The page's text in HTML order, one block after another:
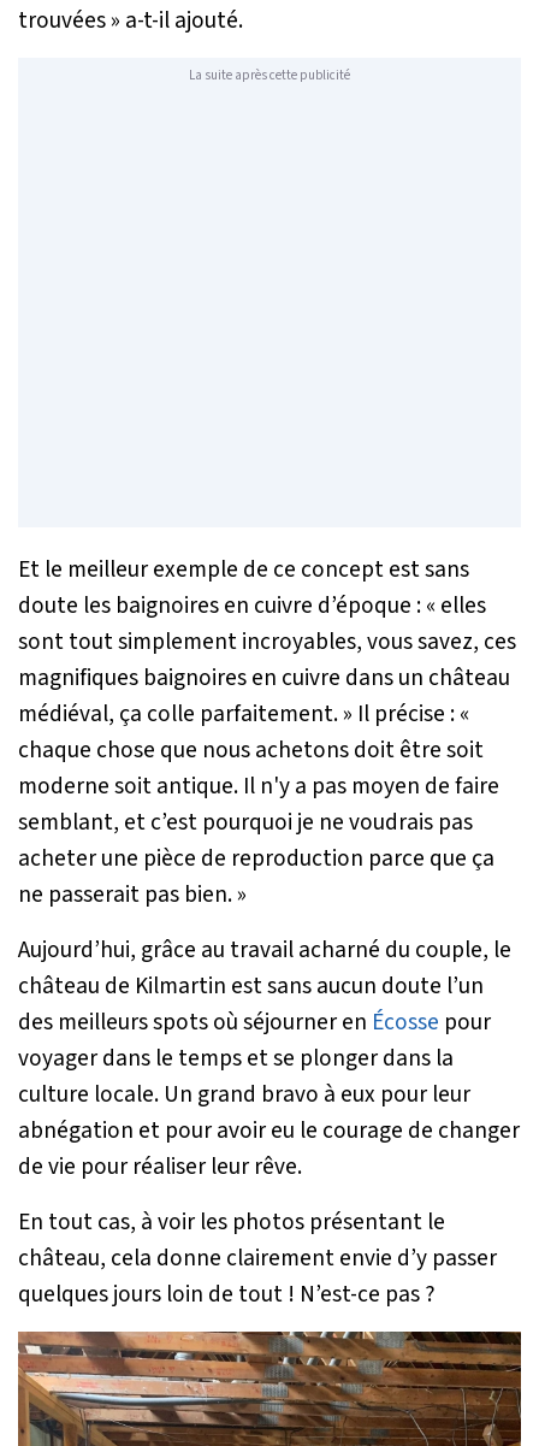
trouvées » a-t-il ajouté.
La suite après cette publicité
Et le meilleur exemple de ce concept est sans
doute les baignoires en cuivre d’époque :« elles
sont tout simplement incroyables, vous savez, ces
magnifiques baignoires en cuivre dans un château
médiéval, ça colle parfaitement. » Il précise :«
chaque chose que nous achetons doit être soit
moderne soit antique. Il n'y a pas moyen de faire
semblant, et c’est pourquoi je ne voudrais pas
acheter une pièce de reproduction parce que ça
ne passerait pas bien. »
Aujourd’hui, grâce au travail acharné du couple, le
château de Kilmartin est sans aucun doute l’un
des meilleurs spots où séjourner en Écosse pour
voyager dans le temps et se plonger dans la
culture locale. Un grand bravo à eux pour leur
abnégation et pour avoir eu le courage de changer
de vie pour réaliser leur rêve.
En tout cas, à voir les photos présentant le
château, cela donne clairement envie d’y passer
quelques jours loin de tout ! N’est-ce pas ?